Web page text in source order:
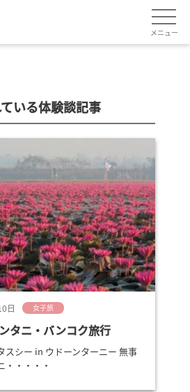
メニュー
いる体験談記事
日 女子旅
タニ・バンコク旅行
スシー in ウドーンターニー 無事
・・・・・